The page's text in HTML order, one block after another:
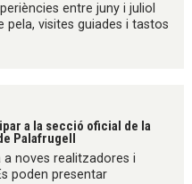
entre juny i juliol
visites guiades i tastos
a la secció oficial de la
Palafrugell
noves realitzadores i
poden presentar